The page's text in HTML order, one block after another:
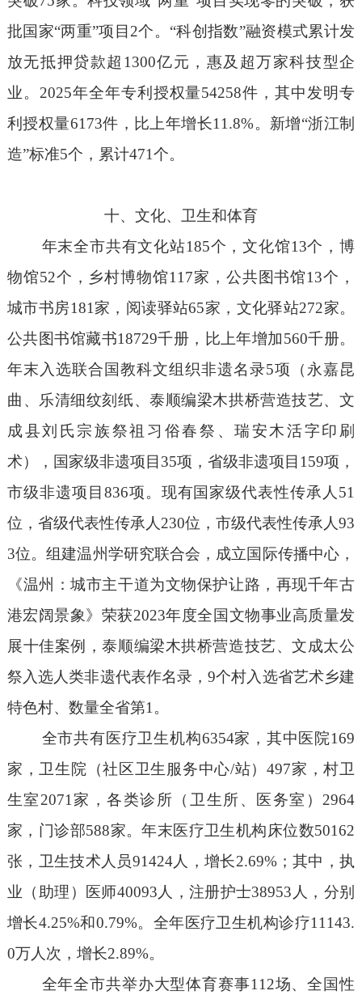
批国家“两重”项目 2个。“科创指数”融资模式累计发
放无抵押贷款超 1300亿元 ， 惠及超万家科技型企
业。 2025年全年专利授权量54258件 ，其中发明专
利授权量6173件 ，比上年增长11.8%。新增“浙江制
造”标准5个 ， 累计471个。
十、文化、卫生和体育
年末全市共有文化站185个，文化馆13个，博
物馆52个，乡村博物馆117家，公共图书馆13个，
城市书房181 家，阅读驿站65家，文化驿站272家。
公共图书馆藏书18729千册，比上年增加560千册。
年末入选联合国教科文组织非遗名录5项（永嘉昆
曲、乐清细纹刻纸、泰顺编梁木拱桥营造技艺、文
成县刘氏宗族祭祖习俗春祭、瑞安木活字印刷
术），国家级非遗项目 35项，省级非遗项目 159项，
市级非遗项目 836项。现有国家级代表性传承人 51
位，省级代表性传承人 230位，市级代表性传承人93
3位。组建温州学研究联合会，成立国际传播中心，
《温州：城市主干道为文物保护让路，再现千年古
港宏阔景象》荣获2023年度全国文物事业高质量发
展十佳案例，泰顺编梁木拱桥营造技艺、文成太公
祭入选人类非遗代表作名录，9个村入选省艺术乡建
特色村、数量全省第1 。
全市共有医疗卫生机构6354家，其中医院169
家，卫生院（社区卫生服务中心/站）497家，村卫
生室2071 家，各类诊所（卫生所、医务室） 2964
家，门诊部588家。年末医疗卫生机构床位数50162
张，卫生技术人员91424人，增长2.69%；其中，执
业（助理）医师40093 人，注册护士38953 人，分别
增长4.25%和0.79%。全年医疗卫生机构诊疗11143.
0万人次，增长2.89%。
全年全市共举办大型体育赛事112场、全国性